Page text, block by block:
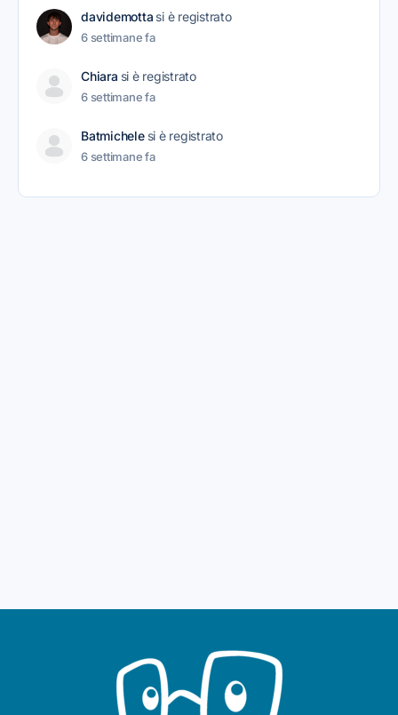
davidemotta si è registrato
6 settimane fa
Chiara si è registrato
6 settimane fa
Batmichele si è registrato
6 settimane fa